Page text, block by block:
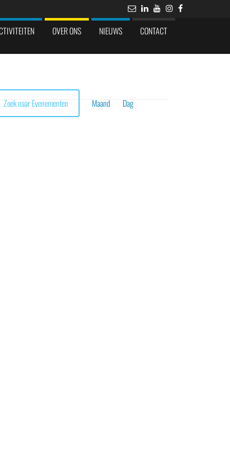
OVER ONS NIEUWS CONTACT
Zoek naar Evenementen weergaven
Maand Dag